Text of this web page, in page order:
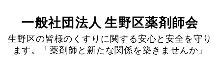
content
一般社団法人 生野区薬剤師会
生野区の皆様のくすりに関する安心と安全を守り
ます。「薬剤師と新たな関係を築きませんか」